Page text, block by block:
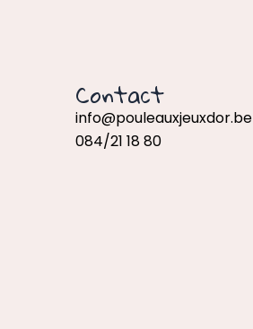
Contact
info@pouleauxjeuxdor.be
084/21 18 80